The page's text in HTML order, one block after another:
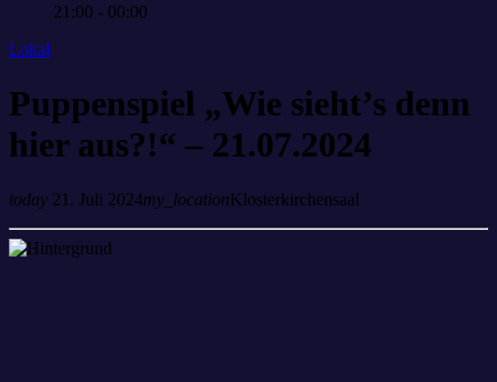
21:00 - 00:00
Lokal
Puppenspiel „Wie sieht’s denn
hier aus?!“ – 21.07.2024
today 21. Juli 2024my_locationKlosterkirchensaal